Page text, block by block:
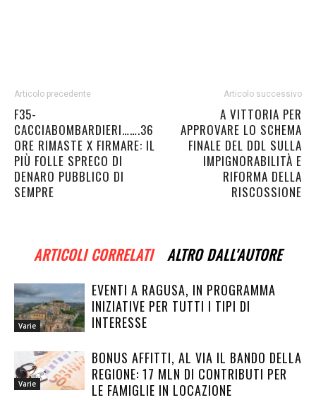
Articolo precedente
F35-
CACCIABOMBARDIERI…….36
ORE RIMASTE X FIRMARE: IL
PIÙ FOLLE SPRECO DI
DENARO PUBBLICO DI
SEMPRE
Articolo successivo
A VITTORIA PER
APPROVARE LO SCHEMA
FINALE DEL DDL SULLA
IMPIGNORABILITÀ E
RIFORMA DELLA
RISCOSSIONE
ARTICOLI CORRELATI ALTRO DALL'AUTORE
Varie
EVENTI A RAGUSA, IN PROGRAMMA
INIZIATIVE PER TUTTI I TIPI DI
INTERESSE
Varie
BONUS AFFITTI, AL VIA IL BANDO DELLA
REGIONE: 17 MLN DI CONTRIBUTI PER
LE FAMIGLIE IN LOCAZIONE